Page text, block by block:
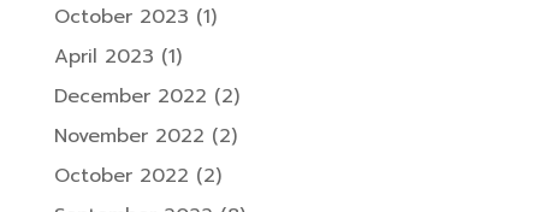
October 2023 (1)
April 2023 (1)
December 2022 (2)
November 2022 (2)
October 2022 (2)